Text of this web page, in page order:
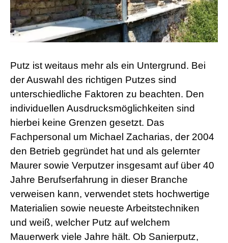
Putz ist weitaus mehr als ein Untergrund. Bei
der Auswahl des richtigen Putzes sind
unterschiedliche Faktoren zu beachten. Den
individuellen Ausdrucksmöglichkeiten sind
hierbei keine Grenzen gesetzt. Das
Fachpersonal um Michael Zacharias, der 2004
den Betrieb gegründet hat und als gelernter
Maurer sowie Verputzer insgesamt auf über 40
Jahre Berufserfahrung in dieser Branche
verweisen kann, verwendet stets hochwertige
Materialien sowie neueste Arbeitstechniken
und weiß, welcher Putz auf welchem
Mauerwerk viele Jahre hält. Ob Sanierputz,